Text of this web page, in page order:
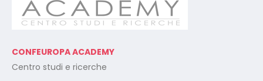
CONFEUROPA ACADEMY
Centro studi e ricerche